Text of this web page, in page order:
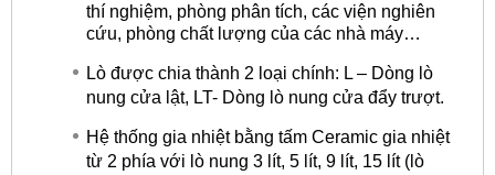
thí nghiệm, phòng phân tích, các viện nghiên
cứu, phòng chất lượng của các nhà máy…
Lò được chia thành 2 loại chính: L – Dòng lò
nung cửa lật, LT- Dòng lò nung cửa đẩy trượt.
Hệ thống gia nhiệt bằng tấm Ceramic gia nhiệt
từ 2 phía với lò nung 3 lít, 5 lít, 9 lít, 15 lít (lò